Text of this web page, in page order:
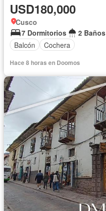
USD180,000
Cusco
7 Dormitorios
2 Baños
Balcón
Cochera
Hace 8 horas en Doomos